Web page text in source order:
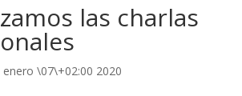
las charlas
\07\+02:00 2020